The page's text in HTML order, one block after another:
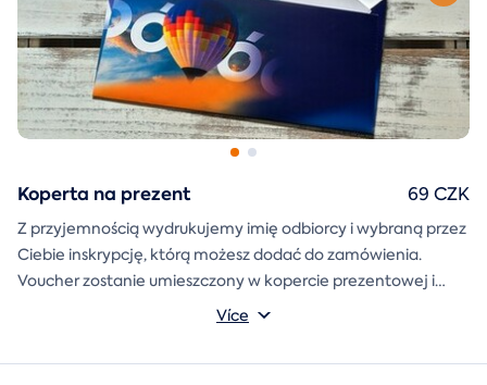
Koperta na prezent
Z przyjemnością wydrukujemy imię odbiorcy i wybraną przez
Ciebie inskrypcję, którą możesz dodać do zamówienia.
Voucher zostanie umieszczony w kopercie prezentowej i
wysłany bezpośrednio do Ciebie.
Více
69 CZK